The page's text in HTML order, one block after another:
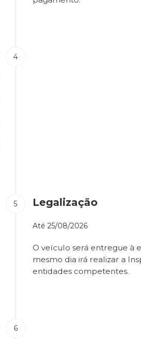
Legalização
Até 25/08/2026
O veículo será entregue à
mesmo dia irá realizar a
entidades competentes.